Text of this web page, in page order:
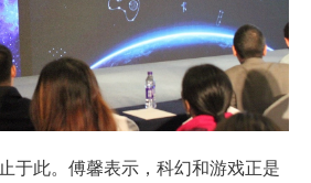
于此。傅馨表示，科幻和游戏正是